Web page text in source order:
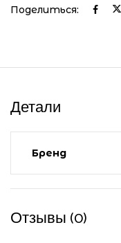
Поделиться:
Детали
Бренд
Отзывы (0)